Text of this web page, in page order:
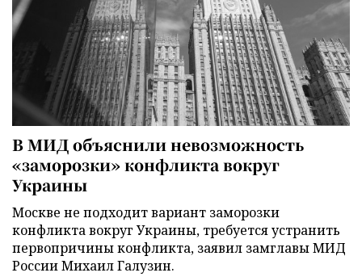
В МИД объяснили невозможность
«заморозки» конфликта вокруг
Украины
Москве не подходит вариант заморозки
конфликта вокруг Украины, требуется устранить
первопричины конфликта, заявил замглавы МИД
России Михаил Галузин.